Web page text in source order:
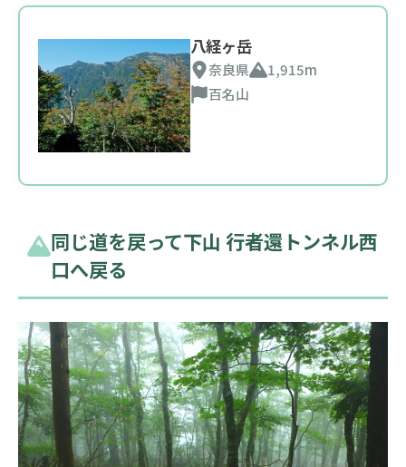
八経ヶ岳
奈良県
1,915m
百名山
同じ道を戻って下山 行者還トンネル西
口へ戻る